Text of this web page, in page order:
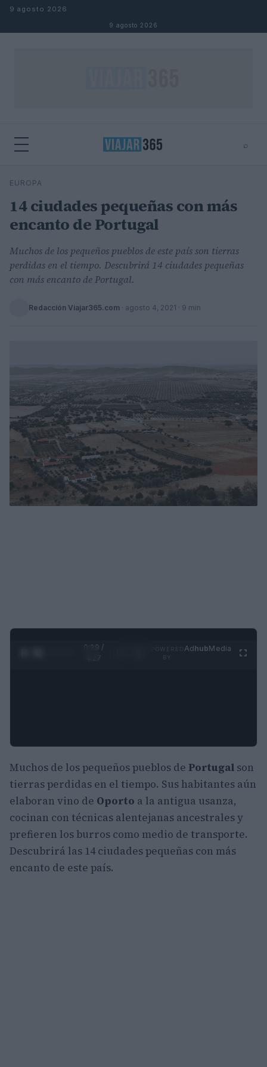
Saltar al contenido
9 agosto 2026
9 agosto 2026
⌕
Buscar
EUROPA
14 ciudades pequeñas con más
encanto de Portugal
Muchos de los pequeños pueblos de este país son tierras
perdidas en el tiempo. Descubrirá 14 ciudades pequeñas
con más encanto de Portugal.
Redacción Viajar365.com · agosto 4, 2021 · 9 min
0:30 /
AdhubMedia
Muchos de los pequeños pueblos de Portugal son
tierras perdidas en el tiempo. Sus habitantes aún
elaboran vino de Oporto a la antigua usanza,
cocinan con técnicas alentejanas ancestrales y
prefieren los burros como medio de transporte.
Descubrirá las 14 ciudades pequeñas con más
encanto de este país.